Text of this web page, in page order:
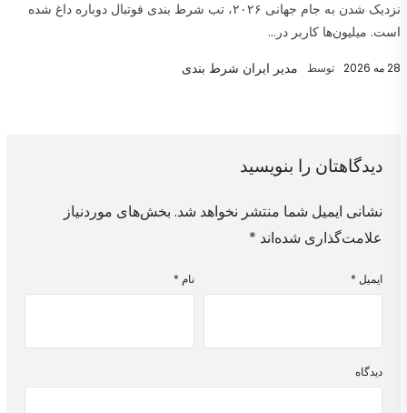
نزدیک شدن به جام جهانی ۲۰۲۶، تب شرط بندی فوتبال دوباره داغ شده
است. میلیون‌ها کاربر در...
28 مه 2026 توسط مدیر ایران شرط بندی
دیدگاهتان را بنویسید
نشانی ایمیل شما منتشر نخواهد شد. بخش‌های موردنیاز
علامت‌گذاری شده‌اند *
نام * ایمیل *
دیدگاه